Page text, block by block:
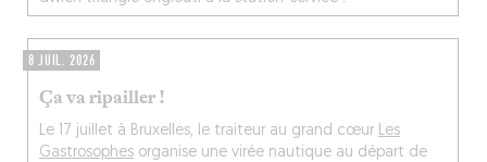
8 JUIL. 2026
Ça va ripailler !
Le 17 juillet à Bruxelles, le traiteur au grand cœur Les
Gastrosophesorganise une virée nautique au départ de